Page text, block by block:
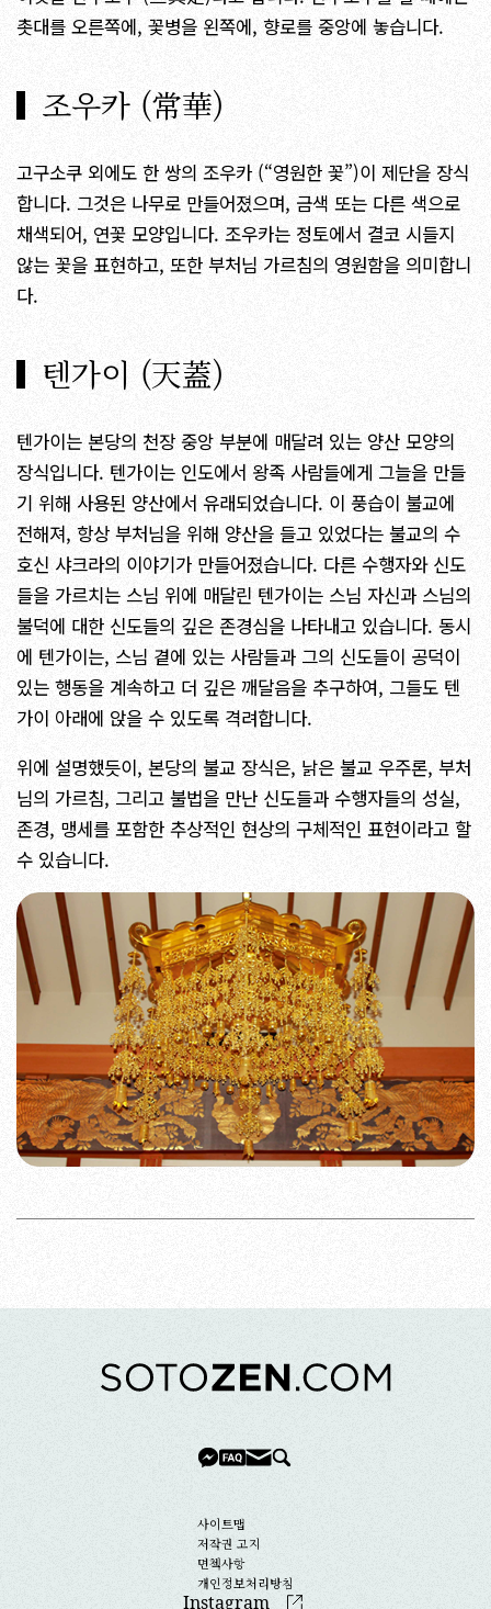
촛대를 오른쪽에, 꽃병을 왼쪽에, 향로를 중앙에 놓습니다.
조우카 (常華)
고구소쿠 외에도 한 쌍의 조우카 (“영원한 꽃”)이 제단을 장식
합니다. 그것은 나무로 만들어졌으며, 금색 또는 다른 색으로
채색되어, 연꽃 모양입니다. 조우카는 정토에서 결코 시들지
않는 꽃을 표현하고, 또한 부처님 가르침의 영원함을 의미합니
다.
텐가이 (天蓋)
텐가이는 본당의 천장 중앙 부분에 매달려 있는 양산 모양의
장식입니다. 텐가이는 인도에서 왕족 사람들에게 그늘을 만들
기 위해 사용된 양산에서 유래되었습니다. 이 풍습이 불교에
전해져, 항상 부처님을 위해 양산을 들고 있었다는 불교의 수
호신 샤크라의 이야기가 만들어졌습니다. 다른 수행자와 신도
들을 가르치는 스님 위에 매달린 텐가이는 스님 자신과 스님의
불덕에 대한 신도들의 깊은 존경심을 나타내고 있습니다. 동시
에 텐가이는, 스님 곁에 있는 사람들과 그의 신도들이 공덕이
있는 행동을 계속하고 더 깊은 깨달음을 추구하여, 그들도 텐
가이 아래에 앉을 수 있도록 격려합니다.
위에 설명했듯이, 본당의 불교 장식은, 낡은 불교 우주론, 부처
님의 가르침, 그리고 불법을 만난 신도들과 수행자들의 성실,
존경, 맹세를 포함한 추상적인 현상의 구체적인 표현이라고 할
수 있습니다.
사이트맵
저작권 고지
면첵사항
개인정보처리방침
Instagram